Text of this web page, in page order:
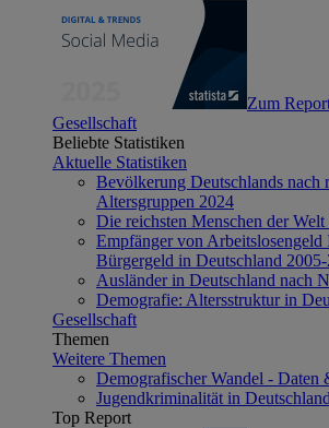
Zum
Gesellschaft
Beliebte Statistiken
Aktuelle Statistiken
Bevölkerung Deutschlands nach
Altersgruppen 2024
Die reichsten Menschen der Welt
Empfänger von
Bürgergeld in Deutschland
Ausländer in Deutschland nach
Demografie: Altersstruktur in
Gesellschaft
Themen
Weitere Themen
Demografischer Wandel - Daten
Jugendkriminalität in
Top Report